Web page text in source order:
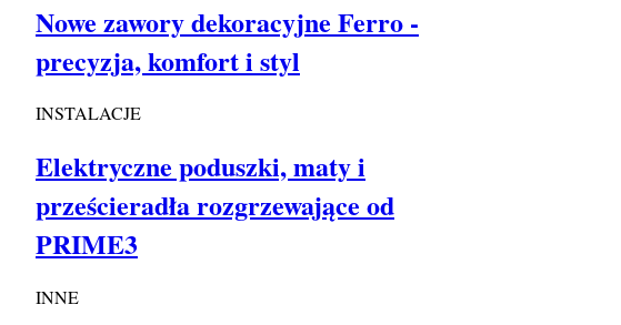
Nowe zawory dekoracyjne Ferro -
precyzja, komfort i styl
INSTALACJE
Elektryczne poduszki, maty i
prześcieradła rozgrzewające od
PRIME3
INNE